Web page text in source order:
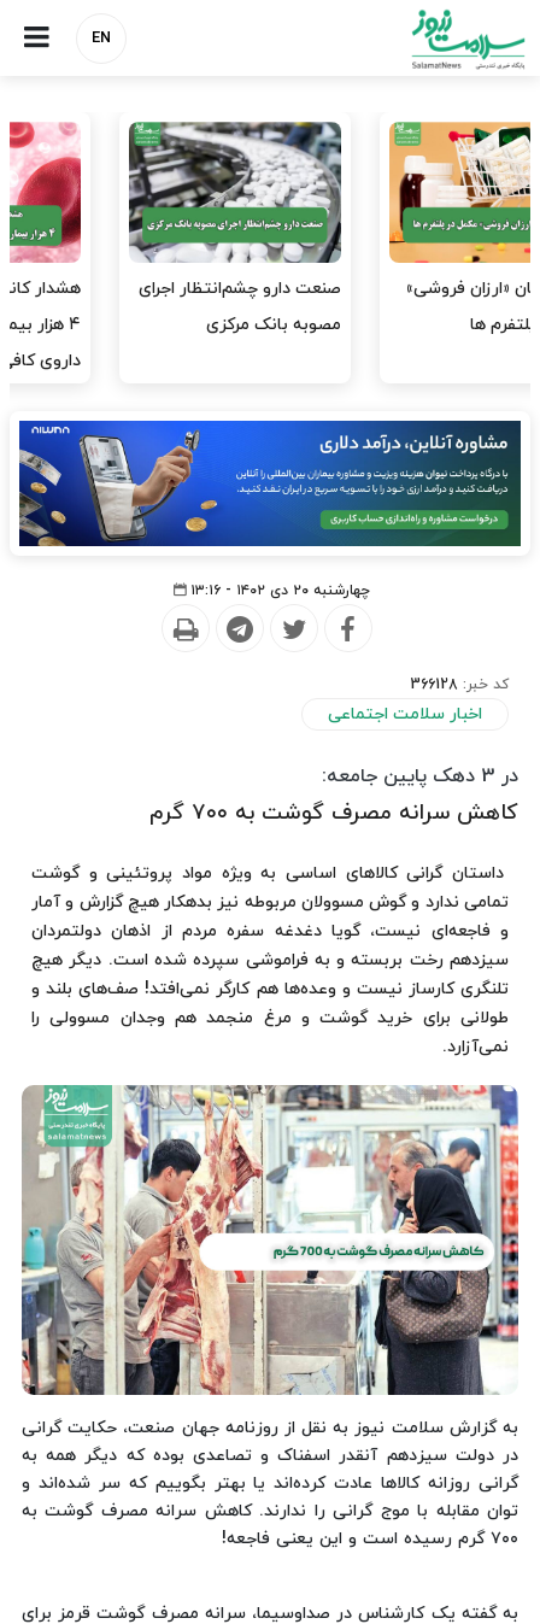
EN
صنعت دارو چشم‌انتظار اجرای
مصوبه بانک مرکزی
هشدار کانون هموفیلی ایران:
۴ هزار بیمار ۸ ماه است
چهارشنبه ۲۰ دی ۱۴۰۲ - ۱۳:۱۶
کد خبر: 366128
اخبار سلامت اجتماعی
در 3 دهک پایین جامعه:
کاهش سرانه مصرف گوشت به ۷۰۰ گرم
داستان گرانی کالاهای اساسی به ویژه مواد پروتئینی و گوشت
تمامی ندارد و گوش مسوولان مربوطه نیز بدهکار هیچ گزارش و آمار
و فاجعه‌ای نیست، گویا دغدغه سفره مردم از اذهان دولتمردان
سیزدهم رخت بربسته و به فراموشی سپرده شده است. دیگر هیچ
تلنگری کارساز نیست و وعده‌ها هم کارگر نمی‌افتد! صف‌های بلند و
طولانی برای خرید گوشت و مرغ منجمد هم وجدان مسوولی را
نمی‌آزارد.
به گزارش سلامت نیوز به نقل از روزنامه جهان صنعت، حکایت گرانی
در دولت سیزدهم آنقدر اسفناک و تصاعدی بوده که دیگر همه به
گرانی روزانه کالاها عادت کرده‌اند یا بهتر بگوییم که سر شده‌اند و
توان مقابله با موج گرانی را ندارند. کاهش سرانه مصرف گوشت به
۷۰۰ گرم رسیده است و این یعنی فاجعه!
به گفته یک کارشناس در صداوسیما، سرانه مصرف گوشت قرمز برای